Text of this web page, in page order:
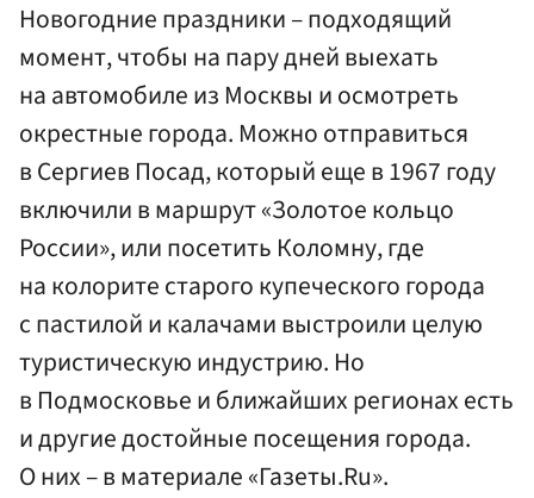
Новогодние праздники – подходящий
момент, чтобы на пару дней выехать
на автомобиле из Москвы и осмотреть
окрестные города. Можно отправиться
в Сергиев Посад, который еще в 1967 году
включили в маршрут «Золотое кольцо
России», или посетить Коломну, где
на колорите старого купеческого города
с пастилой и калачами выстроили целую
туристическую индустрию. Но
в Подмосковье и ближайших регионах есть
и другие достойные посещения города.
О них – в материале «Газеты.Ru».